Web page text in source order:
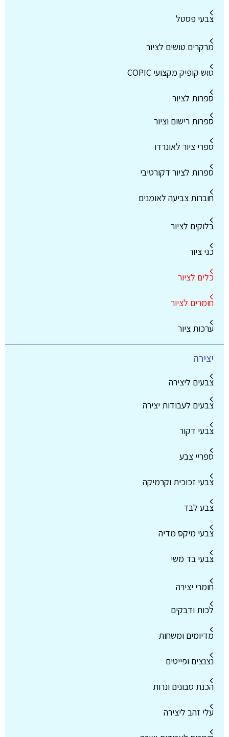
צבעי פסטל
מרקרים טושים לציור
טוש קופיק מקצועי COPIC
ספרות לציור
ספרות רישום וציור
ספרי ציור לאונרדו
ספרות לציור דקורטיבי
חוברות צביעה לאומנים
בלוקים לציור
כני ציור
כלים לציור
חומרים לציור
ערכות ציור
יצירה
צבעים ליצירה
צבעים לעבודות יצירה
צבעי דקור
ספריי צבע
צבעי זכוכית וקרמיקה
צבע לבד
צבעי מיקס מדיה
צבעי בד משי
חומרי יצירה
לכות ודבקים
מדיומים ומשחות
נצנצים ופייטים
הכנת סבונים ונרות
עלי זהב ליצירה